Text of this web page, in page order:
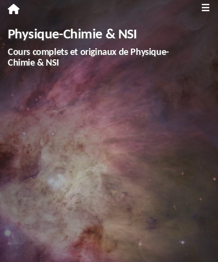
≡
Spécialité Physique-Chimie
Enseignement scientifique
Terminale
Spécialité Physique-Chimie
Spécialité NSI
Enseignement scientifique
Troisième
Annales
Divers
Physique-Chimie & NSI
Cours complets et originaux de Physique-
Chimie & NSI